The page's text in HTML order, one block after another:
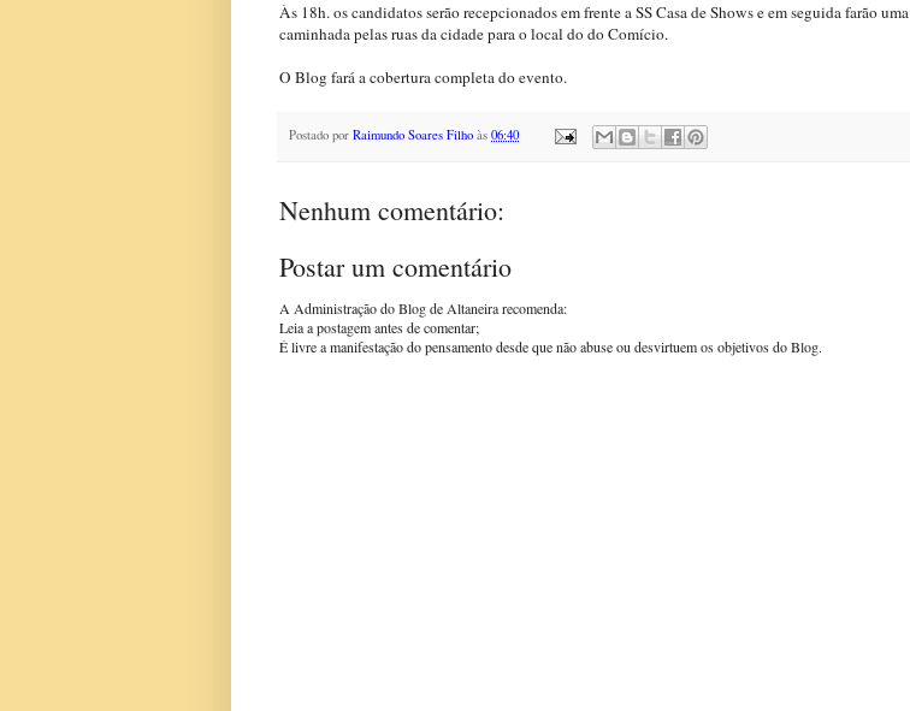
Às 18h. os candidatos serão recepcionados em frente a SS Casa de Shows e em seguida farão uma
caminhada pelas ruas da cidade para o local do do Comício.
O Blog fará a cobertura completa do evento.
Postado por Raimundo Soares Filho às 06:40
Nenhum comentário:
Postar um comentário
A Administração do Blog de Altaneira recomenda:
Leia a postagem antes de comentar;
É livre a manifestação do pensamento desde que não abuse ou desvirtuem os objetivos do Blog.